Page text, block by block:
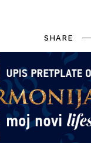
SHARE